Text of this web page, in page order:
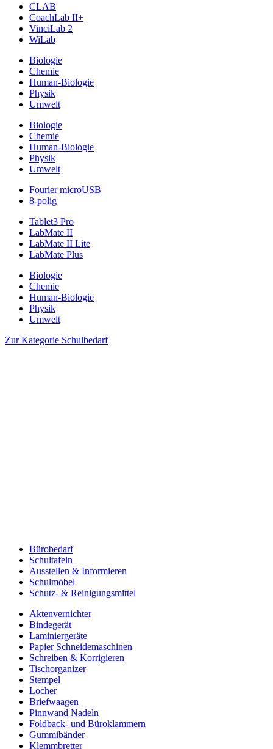
CLAB
CoachLab II+
VinciLab 2
WiLab
Biologie
Chemie
Human-Biologie
Physik
Umwelt
Biologie
Chemie
Human-Biologie
Physik
Umwelt
Fourier microUSB
8-polig
Tablet3 Pro
LabMate II
LabMate II Lite
LabMate Plus
Biologie
Chemie
Human-Biologie
Physik
Umwelt
Zur Kategorie Schulbedarf
Bürobedarf
Schultafeln
Ausstellen & Informieren
Schulmöbel
Schutz- & Reinigungsmittel
Aktenvernichter
Bindegerät
Laminiergeräte
Papier Schneidemaschinen
Schreiben & Korrigieren
Tischorganizer
Stempel
Locher
Briefwaagen
Pinnwand Nadeln
Foldback- und Büroklammern
Gummibänder
Klemmbretter